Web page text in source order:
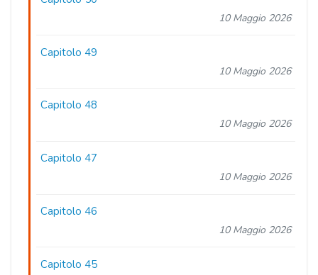
10 Maggio 2026
Capitolo 49
10 Maggio 2026
Capitolo 48
10 Maggio 2026
Capitolo 47
10 Maggio 2026
Capitolo 46
10 Maggio 2026
Capitolo 45